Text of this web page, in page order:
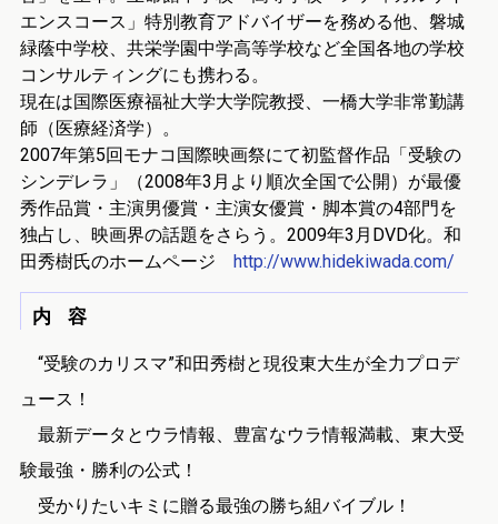
エンスコース」特別教育アドバイザーを務める他、磐城
緑蔭中学校、共栄学園中学高等学校など全国各地の学校
コンサルティングにも携わる。
現在は国際医療福祉大学大学院教授、一橋大学非常勤講
師（医療経済学）。
2007年第5回モナコ国際映画祭にて初監督作品「受験の
シンデレラ」（2008年3月より順次全国で公開）が最優
秀作品賞・主演男優賞・主演女優賞・脚本賞の4部門を
独占し、映画界の話題をさらう。2009年3月DVD化。和
田秀樹氏のホームページ http://www.hidekiwada.com/
内 容
“受験のカリスマ”和田秀樹と現役東大生が全力プロデ
ュース！
最新データとウラ情報、豊富なウラ情報満載、東大受
験最強・勝利の公式！
受かりたいキミに贈る最強の勝ち組バイブル！